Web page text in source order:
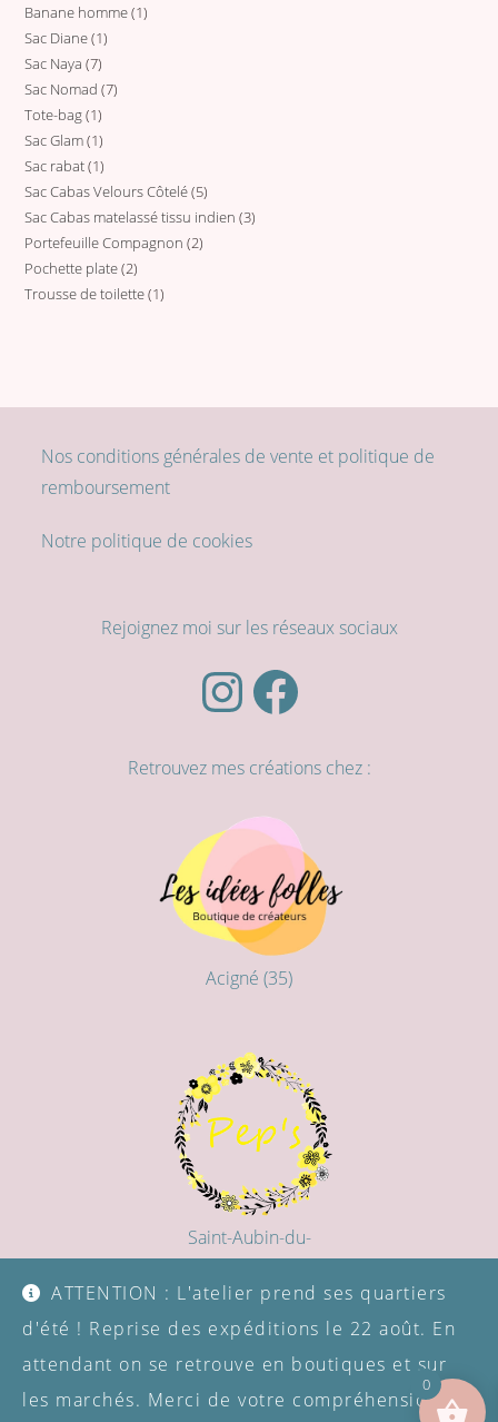
ATTENTION : L'atelier prend ses quartiers
d'été ! Reprise des expéditions le 22 août. En
attendant on se retrouve en boutiques et sur
les marchés. Merci de votre compréhension.
produits
Banane homme 11
Sac Diane 11
Sac Naya 77
produits
Sac Nomad 77
Tote-bag 11
produit
Sac Glam 11
produit
Sac rabat 11
produit
Sac Cabas Velours Côtelé 55
produits
Sac Cabas matelassé tissu indien 33
Portefeuille Compagnon 22
Pochette plate 22
produits
Trousse de toilette 11
Nos conditions générales de vente et politique de
remboursement
Notre politique de cookies
Rejoignez moi sur les réseaux sociaux
InstagramFacebook
Retrouvez mes créations chez :
Acigné (35)
Saint-Aubin-du-
Sophie Balavoine - SoBlvCouture.fr
0